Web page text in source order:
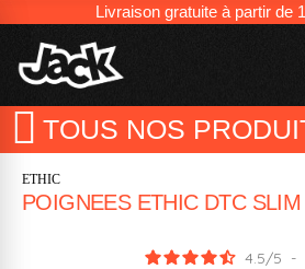
Livraison gratuite à partir de
TOUS NOS
ETHIC
POIGNEES ETHIC DTC SLIM
4.5/5 -